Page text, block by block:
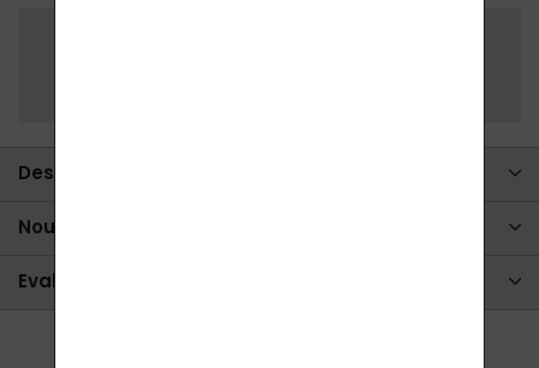
Description complète
Nous écrire
Evaluation (4)